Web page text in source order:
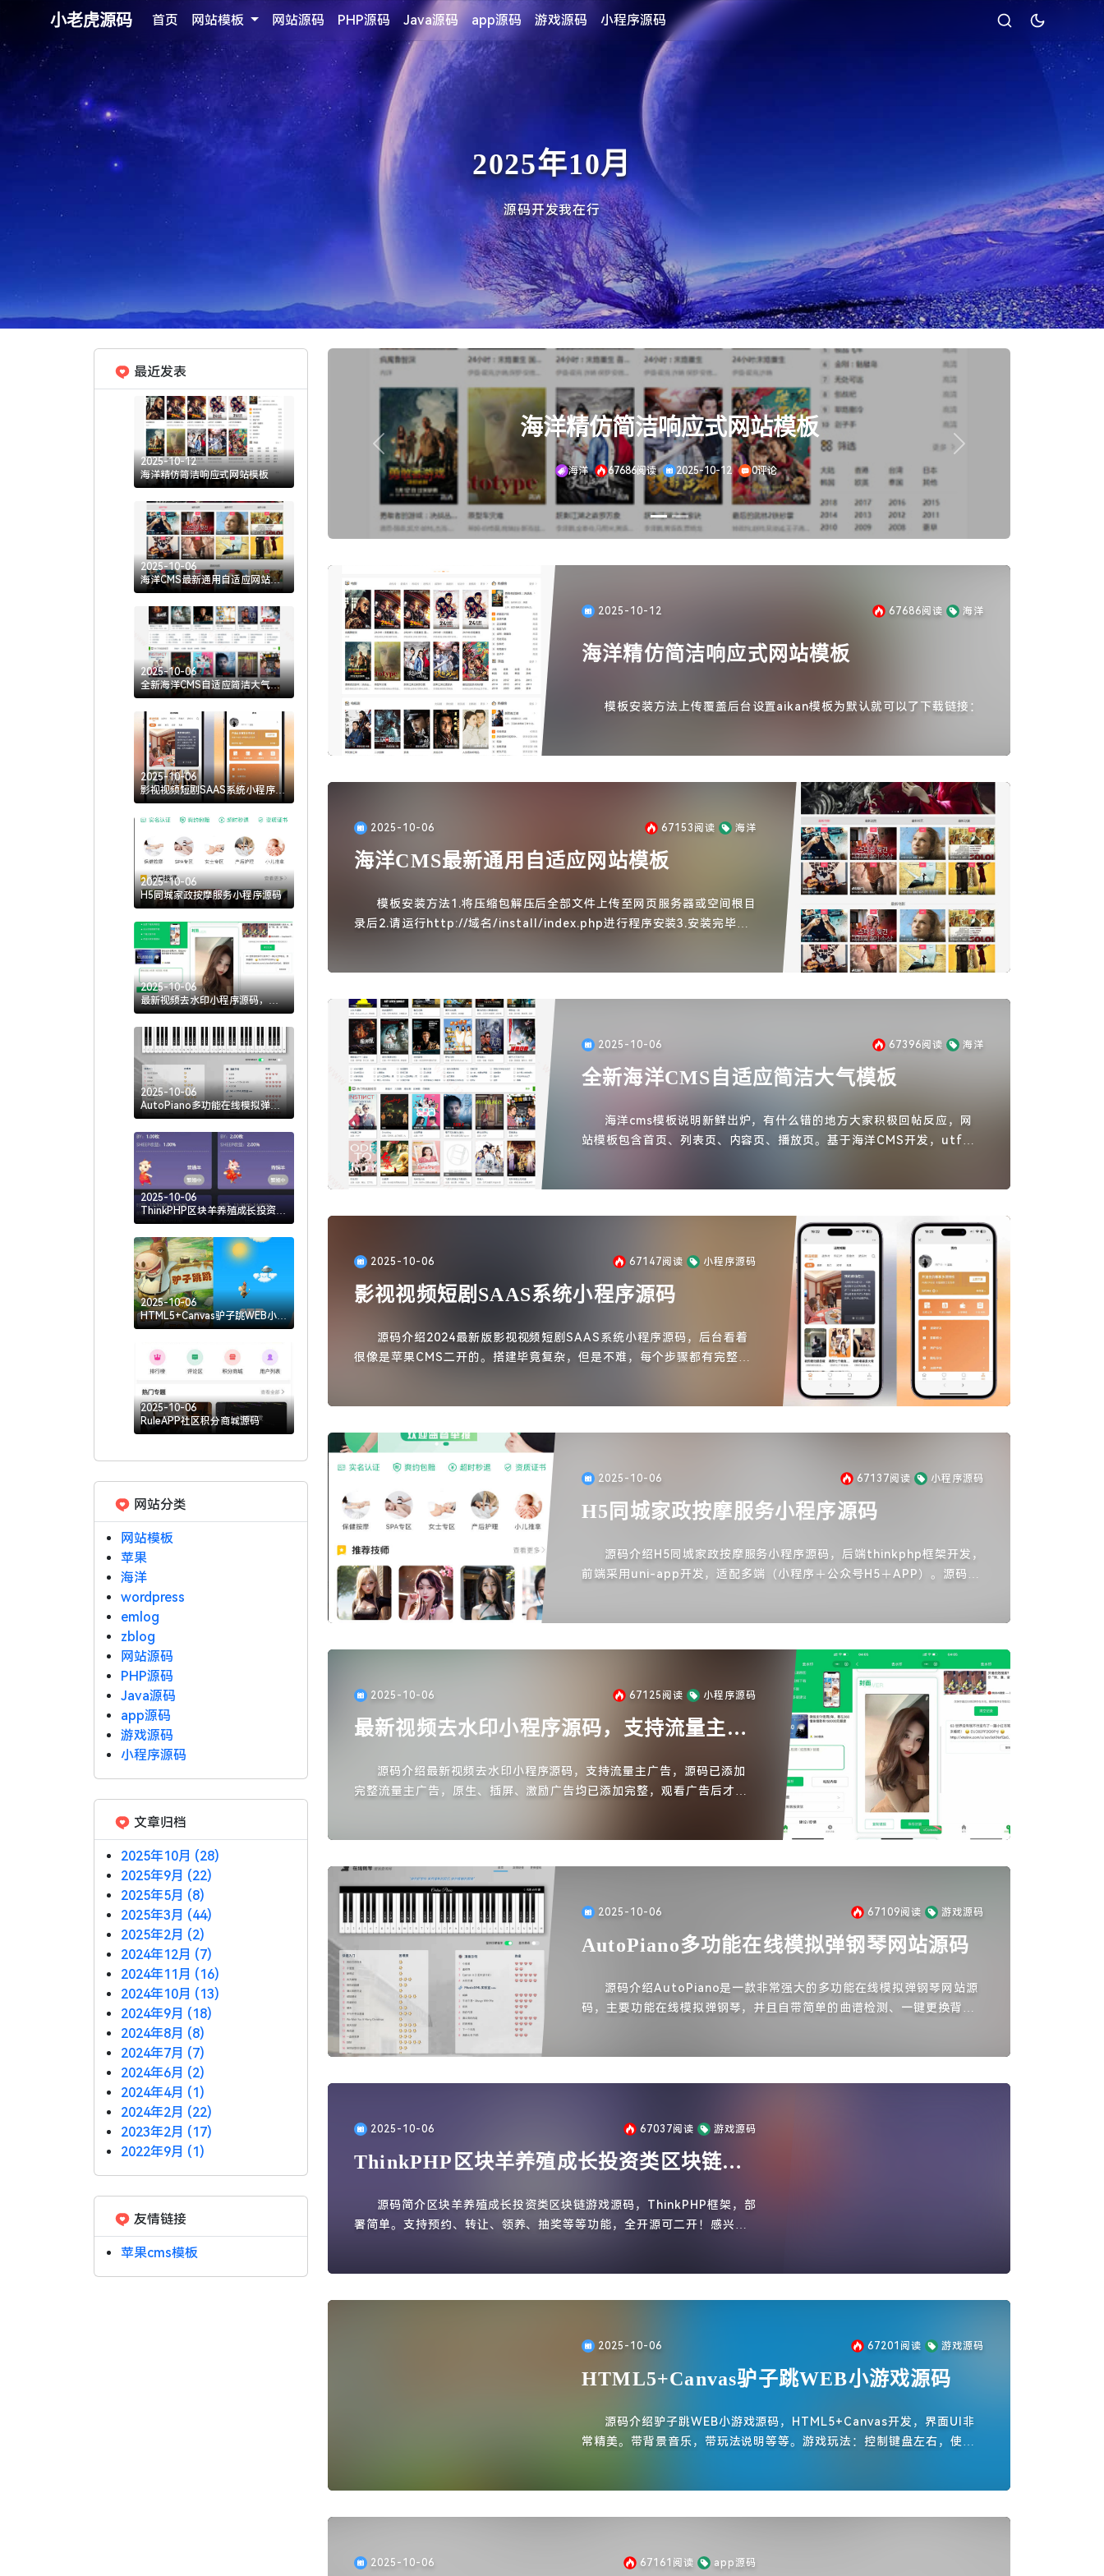
小老虎源码 首页 网站模板 网站源码 PHP源码 Java源码 app源码 游戏源码 小程序源码
2025年10月
源码开发我在行
海洋CMS最新通用自适应网站模板
海洋 67153阅读 2025-10-06 0评论
Previous Next
2025-10-12 67686阅读 海洋
海洋精仿简洁响应式网站模板
模板安装方法上传覆盖后台设置aikan模板为默认就可以了下载链接：
2025-10-06 67153 阅读 海洋
海洋CMS最新通用自适应网站模板
模板安装方法1.将压缩包解压后全部文件上传至网页服务器或空间根目
录后2.请运行http://域名/install/index.php进行程序安装3.安装完毕后
2025-10-06 67396阅读 海洋
全新海洋CMS自适应简洁大气模板
海洋cms模板说明新鲜出炉，有什么错的地方大家积极回帖反应，网
站模板包含首页、列表页、内容页、播放页。基于海洋CMS开发，utf编
2025-10-06 67147阅读 小程序源码
影视视频短剧SAAS系统小程序源码
源码介绍2024最新版影视视频短剧SAAS系统小程序源码，后台看着
很像是苹果CMS二开的。搭建毕竟复杂，但是不难，每个步骤都有完整搭
2025-10-06 67137阅读 小程序源码
H5同城家政按摩服务小程序源码
源码介绍H5同城家政按摩服务小程序源码，后端thinkphp框架开发，
前端采用uni-app开发，适配多端（小程序＋公众号H5＋APP）。源码功
2025-10-06 67125 阅读 小程序源码
最新视频去水印小程序源码，支持流量主广
源码介绍最新视频去水印小程序源码，支持流量主广告，源码已添加
完整流量主广告，原生、插屏、激励广告均已添加完整，观看广告后才能
2025-10-06 67109阅读 游戏源码
AutoPiano多功能在线模拟弹钢琴网站源码
源码介绍AutoPiano是一款非常强大的多功能在线模拟弹钢琴网站源
码，主要功能在线模拟弹钢琴，并且自带简单的曲谱检测、一键更换背景
2025-10-06 67037阅读 游戏源码
ThinkPHP区块羊养殖成长投资类区块链游
源码简介区块羊养殖成长投资类区块链游戏源码，ThinkPHP框架，部
署简单。支持预约、转让、领养、抽奖等等功能，全开源可二开！感兴趣
2025-10-06 67201 阅读 游戏源码
HTML5+Canvas驴子跳WEB小游戏源码
源码介绍驴子跳WEB小游戏源码，HTML5+Canvas开发，界面UI非
常精美。带背景音乐，带玩法说明等等。游戏玩法：控制键盘左右，使驴
2025-10-06 67161 阅读 app源码
最近发表
2025-10-12
海洋精仿简洁响应式网站模板
2025-10-06
海洋CMS最新通用自适应网站模
板
2025-10-06
全新海洋CMS自适应简洁大气模
板
2025-10-06
影视视频短剧SAAS系统小程序源
码
2025-10-06
H5同城家政按摩服务小程序源码
2025-10-06
最新视频去水印小程序源码，支
持流量主广告
2025-10-06
AutoPiano多功能在线模拟弹钢
琴网站源码
2025-10-06
ThinkPHP区块羊养殖成长投资类
区块链游戏源码
2025-10-06
HTML5+Canvas驴子跳WEB小游
戏源码
2025-10-06
RuleAPP社区积分商城源码
网站分类
网站模板
苹果
海洋
wordpress
emlog
zblog
网站源码
PHP源码
Java源码
app源码
游戏源码
小程序源码
文章归档
2025年10月 (28)
2025年9月 (22)
2025年5月 (8)
2025年3月 (44)
2025年2月 (2)
2024年12月 (7)
2024年11月 (16)
2024年10月 (13)
2024年9月 (18)
2024年8月 (8)
2024年7月 (7)
2024年6月 (2)
2024年4月 (1)
2024年2月 (22)
2023年2月 (17)
2022年9月 (1)
友情链接
苹果cms模板